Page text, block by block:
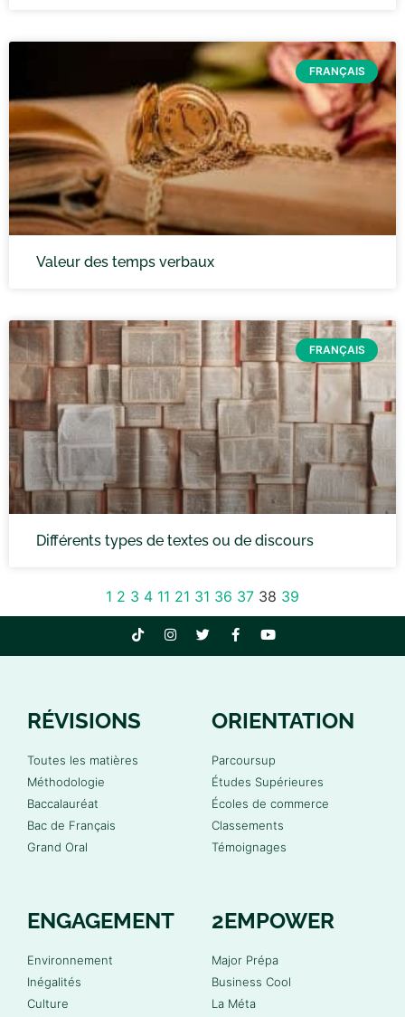
FRANÇAIS
Valeur des temps verbaux
FRANÇAIS
Différents types de textes ou de discours
1 2 3 4 11 21 31 36 37 38 39
RÉVISIONS
Toutes les matières
Méthodologie
Baccalauréat
Bac de Français
Grand Oral
ORIENTATION
Parcoursup
Études Supérieures
Écoles de commerce
Classements
Témoignages
ENGAGEMENT
Environnement
Inégalités
Culture
2EMPOWER
Major Prépa
Business Cool
La Méta